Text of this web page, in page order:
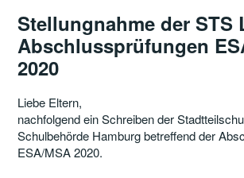
PRÜFUNGSTERMINE
DER
HAMBURGER
STS
2020“
Stellungnahme der STS
Abschlussprüfungen
2020
Liebe Eltern,
nachfolgend ein Schreiben der
Schulbehörde Hamburg betreffend der
ESA/MSA 2020.